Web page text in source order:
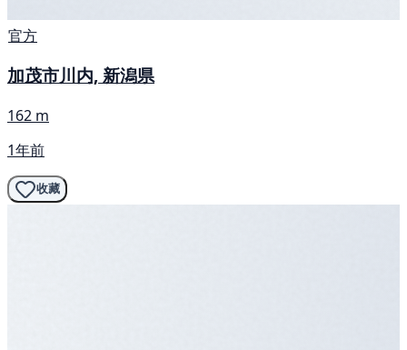
官方
加茂市川内, 新潟県
162 m
1年前
收藏